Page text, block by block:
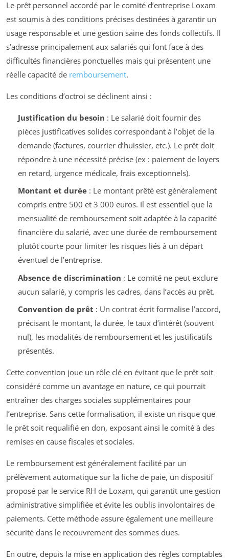
Le prêt personnel accordé par le comité d’entreprise Loxam
est soumis à des conditions précises destinées à garantir un
usage responsable et une gestion saine des fonds collectifs. Il
s’adresse principalement aux salariés qui font face à des
difficultés financières ponctuelles mais qui présentent une
réelle capacité de remboursement.
Les conditions d’octroi se déclinent ainsi :
Justification du besoin : Le salarié doit fournir des
pièces justificatives solides correspondant à l’objet de la
demande (factures, courrier d’huissier, etc.). Le prêt doit
répondre à une nécessité précise (ex : paiement de loyers
en retard, urgence médicale, frais exceptionnels).
Montant et durée: Le montant prêté est généralement
compris entre 500 et 3 000 euros. Il est essentiel que la
mensualité de remboursement soit adaptée à la capacité
financière du salarié, avec une durée de remboursement
plutôt courte pour limiter les risques liés à un départ
éventuel de l’entreprise.
Absence de discrimination : Le comité ne peut exclure
aucun salarié, y compris les cadres, dans l’accès au prêt.
Convention de prêt : Un contrat écrit formalise l’accord,
précisant le montant, la durée, le taux d’intérêt (souvent
nul), les modalités de remboursement et les justificatifs
présentés.
Cette convention joue un rôle clé en évitant que le prêt soit
considéré comme un avantage en nature, ce qui pourrait
entraîner des charges sociales supplémentaires pour
l’entreprise. Sans cette formalisation, il existe un risque que
le prêt soit requalifié en don, exposant ainsi le comité à des
remises en cause fiscales et sociales.
Le remboursement est généralement facilité par un
prélèvement automatique sur la fiche de paie, un dispositif
proposé par le service RH de Loxam, qui garantit une gestion
administrative simplifiée et évite les oublis involontaires de
paiements. Cette méthode assure également une meilleure
sécurité dans le recouvrement des sommes dues.
En outre, depuis la mise en application des règles comptables